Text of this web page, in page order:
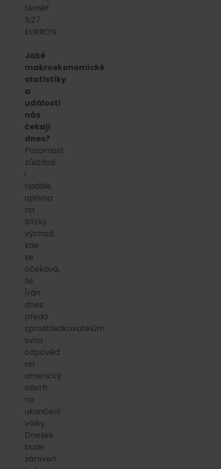
téměř
5,27
EURRON.
Jaké
makroekonomické
statistiky
a
události
nás
čekají
dnes?
Pozornost
zůstává
i
nadále
upřena
na
Blízký
východ,
kde
se
očekává,
že
Írán
dnes
předá
zprostředkovatelům
svou
odpověď
na
americký
návrh
na
ukončení
války.
Dnešek
bude
zároveň